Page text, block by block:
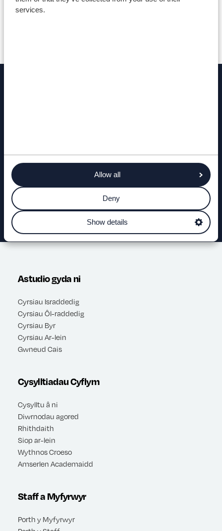
services.
Allow all
Deny
Show details
CAEL HYD I GWRS
Astudio gyda ni
Cyrsiau Israddedig
Cyrsiau Ôl-raddedig
Cyrsiau Byr
Cyrsiau Ar-lein
Gwneud Cais
Cysylltiadau Cyflym
Cysylltu â ni
Diwrnodau agored
Rhithdaith
Siop ar-lein
Wythnos Croeso
Amserlen Academaidd
Staff a Myfyrwyr
Porth y Myfyrwyr